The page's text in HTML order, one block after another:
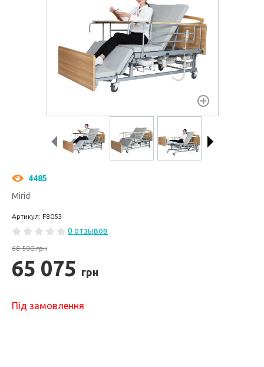
4485
Mirid
Артикул: F8053
0 отзывов
68 500 грн
65 075 грн
Під замовлення